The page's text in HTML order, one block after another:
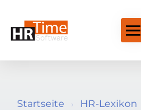
Startseite › HR-Lexikon